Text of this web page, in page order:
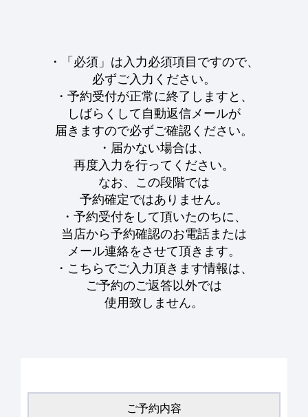
・「必須」は入力必須項目ですので、
必ずご入力ください。
・予約受付が正常に終了しますと、
しばらくして自動返信メールが
届きますので必ずご確認ください。
・届かない場合は、
再度入力を行ってください。
なお、この段階では
予約確定ではありません。
・予約受付をして頂いたのちに、
当店から予約確認のお電話または
メール連絡をさせて頂きます。
・こちらでご入力頂きます情報は、
ご予約のご返答以外では
使用致しません。
ご予約内容